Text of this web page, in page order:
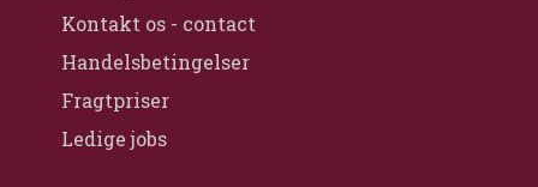
Kontakt os - contact
Handelsbetingelser
Fragtpriser
Ledige jobs